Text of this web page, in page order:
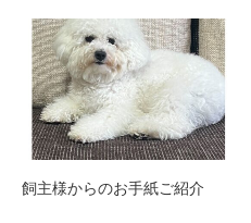
飼主様からのお手紙ご紹介